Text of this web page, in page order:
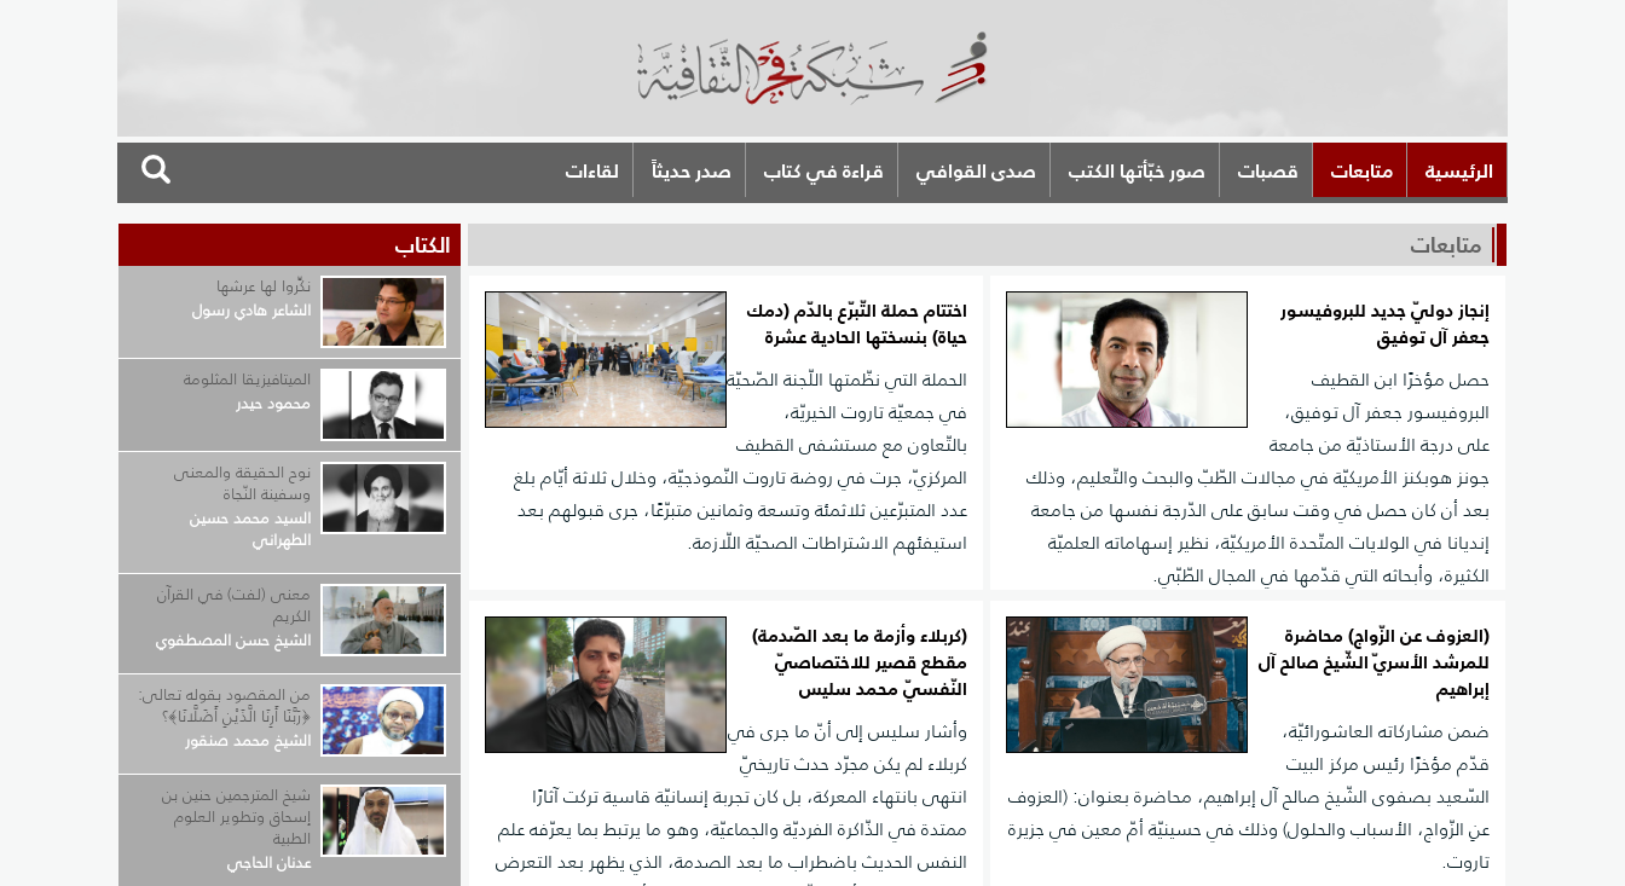
الرئيسية متابعات قصبات صور خبّأتها الكتب صدى القوافي قراءة في كتاب صدر حديثاً لقاءات
متابعات
إنجاز دوليّ جديد للبروفيسور
جعفر آل توفيق
حصل مؤخرًا ابن القطيف
البروفيسور جعفر آل توفيق،
على درجة الأستاذيّة من جامعة
جونز هوبكنز الأمريكيّة في مجالات الطّبّ والبحث والتّعليم، وذلك
بعد أن كان حصل في وقت سابق على الدّرجة نفسها من جامعة
إنديانا في الولايات المتّحدة الأمريكيّة، نظير إسهاماته العلميّة
الكثيرة، وأبحاثه التي قدّمها في المجال الطّبّي.
اختتام حملة التّبرّع بالدّم (دمك
حياة) بنسختها الحادية عشرة
الحملة التي نظّمتها اللّجنة الصّحيّة
في جمعيّة تاروت الخيريّة،
بالتّعاون مع مستشفى القطيف
المركزيّ، جرت في روضة تاروت النّموذجيّة، وخلال ثلاثة أيّام بلغ
عدد المتبرّعين ثلاثمئة وتسعة وثمانين متبرّعًا، جرى قبولهم بعد
استيفئهم الاشتراطات الصحيّة اللّازمة.
(العزوف عن الزّواج) محاضرة
للمرشد الأسريّ الشّيخ صالح آل
إبراهيم
ضمن مشاركاته العاشورائيّة،
قدّم مؤخرًا رئيس مركز البيت
السّعيد بصفوى الشّيخ صالح آل إبراهيم، محاضرة بعنوان: (العزوف
عنِ الزّواج، الأسباب والحلول) وذلك في حسينيّة أمّ معين في جزيرة
تاروت.
(كربلاء وأزمة ما بعد الصّدمة)
مقطع قصير للاختصاصيّ
النّفسيّ محمد سليس
وأشار سليس إلى أنّ ما جرى في
كربلاء لم يكن مجرّد حدث تاريخيّ
انتهى بانتهاء المعركة، بل كان تجربة إنسانيّة قاسية تركت آثارًا
ممتدة في الذّاكرة الفرديّة والجماعيّة، وهو ما يرتبط بما يعرّفه علم
النفس الحديث باضطراب ما بعد الصدمة، الذي يظهر بعد التعرض
الكتاب
نكِّروا لها عرشها
الشاعر هادي رسول
الميتافيزيقا المثلومة
محمود حيدر
نوح الحقيقة والمعنى
وسفينة النّجاة
السيد محمد حسين
الطهراني
معنى (لفت) في القرآن
الكريم
الشيخ حسن المصطفوي
من المقصود بقوله تعالى:
﴿رَبَّنَا أَرِنَا الَّذَيْنِ أَضَلَّانَا﴾؟
الشيخ محمد صنقور
شيخ المترجمين حنين بن
إسحاق وتطوير العلوم
الطبية
عدنان الحاجي